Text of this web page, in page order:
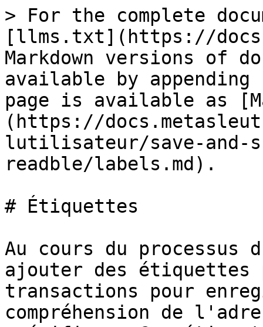
> For the complete
[llms.txt](https://
Markdown versions of
available by
page is available as
(https://
lutilisateur/save-and-
readble/labels.md).
# Étiquettes
Au cours du processus
ajouter des étiquettes
transactions pour
compréhension de